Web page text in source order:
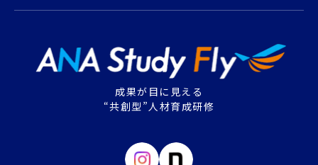
成果が目に見える
“共創型”人材育成研修